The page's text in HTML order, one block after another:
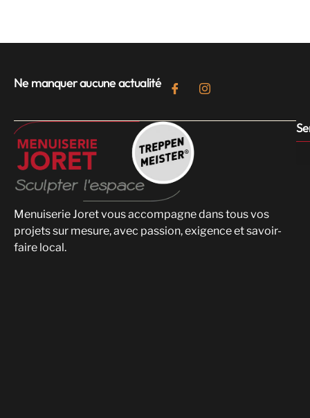
Ne manquer aucune actualité
Menuiserie Joret vous accompagne dans tous vos
projets sur mesure, avec passion, exigence et savoir-
faire local.